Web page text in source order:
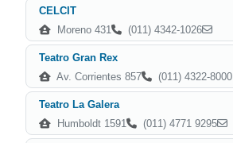
CELCIT
Moreno 431
(011) 4342-1026
Teatro Gran Rex
Av. Corrientes 857
(011) 4322-8000
Teatro La Galera
Humboldt 1591
(011) 4771 9295